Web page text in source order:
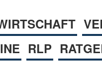
RLP